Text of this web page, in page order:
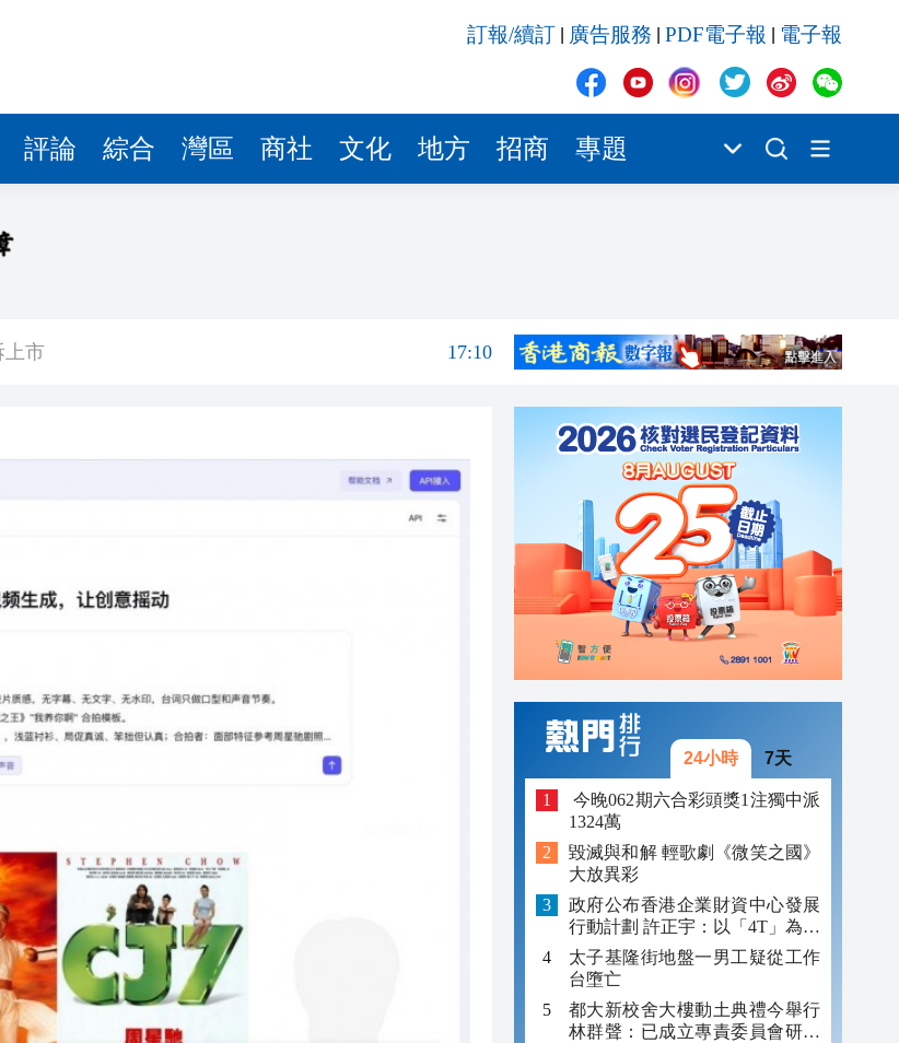
訂報/續訂 廣告服務 PDF電子報 電子報
評論 綜合 灣區 商社 文化 地方 招商 專題
牌
17:00
荔枝開售
通難逃大跌命運
16:50
與河洛文化
上市
17:10
通難逃大跌命運
16:50
」熱銷全國
火山引擎與比高集團宣布「AI+IP」深度合作 AI玩法6月10日登陸國內多個平台
上市
招牌
通難逃大跌命運
」熱銷全國
神與河洛文化
24小時 7天
​ 今晚062期六合彩頭獎1注獨中派
1324萬
毀滅與和解 輕歌劇《微笑之國》
大放異彩
政府公布香港企業財資中心發展
行動計劃 許正宇：以「4T」為核
心
太子基隆街地盤一男工疑從工作
台墮亡
都大新校舍大樓動土典禮今舉行
林群聲：已成立專責委員會研究